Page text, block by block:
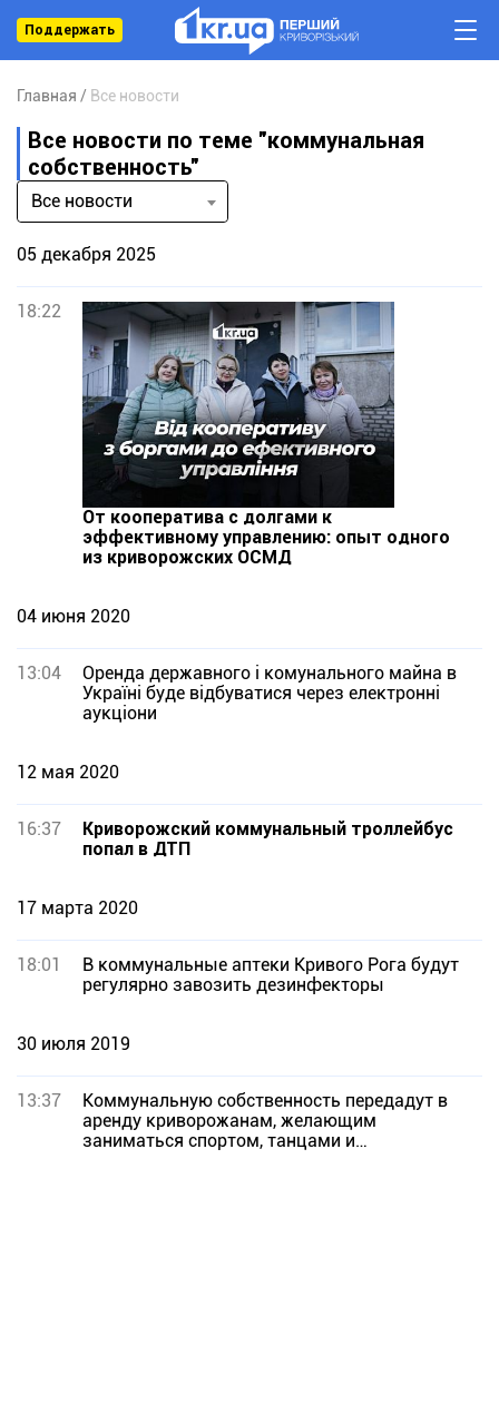
Поддержать
Главная Все новости
Все новости по теме "коммунальная
собственность"
Все новости
05 декабря 2025
18:22
От кооператива с долгами к
эффективному управлению: опыт одного
из криворожских ОСМД
04 июня 2020
13:04
Оренда державного і комунального майна в
Україні буде відбуватися через електронні
аукціони
12 мая 2020
16:37
Криворожский коммунальный троллейбус
попал в ДТП
17 марта 2020
18:01
В коммунальные аптеки Кривого Рога будут
регулярно завозить дезинфекторы
30 июля 2019
13:37
Коммунальную собственность передадут в
аренду криворожанам, желающим
заниматься спортом, танцами и